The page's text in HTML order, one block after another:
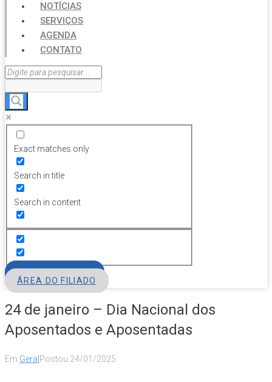
NOTÍCIAS
SERVIÇOS
AGENDA
CONTATO
Exact matches only
Search in title
Search in content
ÁREA DO FILIADO
24 de janeiro – Dia Nacional dos
Aposentados e Aposentadas
Em Geral Postou 24/01/2025